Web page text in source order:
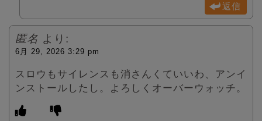
返信
匿名 より:
6月 29, 2026 3:29 pm
スロウもサイレンスも消さんくていいわ、アンイ
ンストールしたし。よろしくオーバーウォッチ。